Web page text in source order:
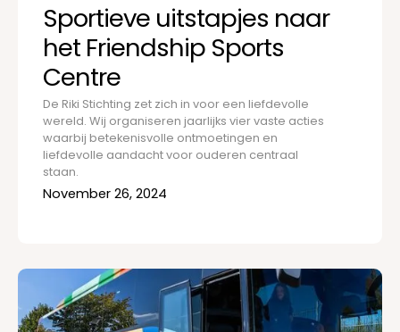
Sportieve uitstapjes naar
het Friendship Sports
Centre
De Riki Stichting zet zich in voor een liefdevolle
wereld. Wij organiseren jaarlijks vier vaste acties
waarbij betekenisvolle ontmoetingen en
liefdevolle aandacht voor ouderen centraal
staan.
November 26, 2024